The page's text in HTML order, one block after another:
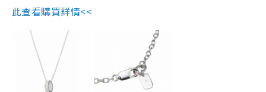
此查看購買詳情<<